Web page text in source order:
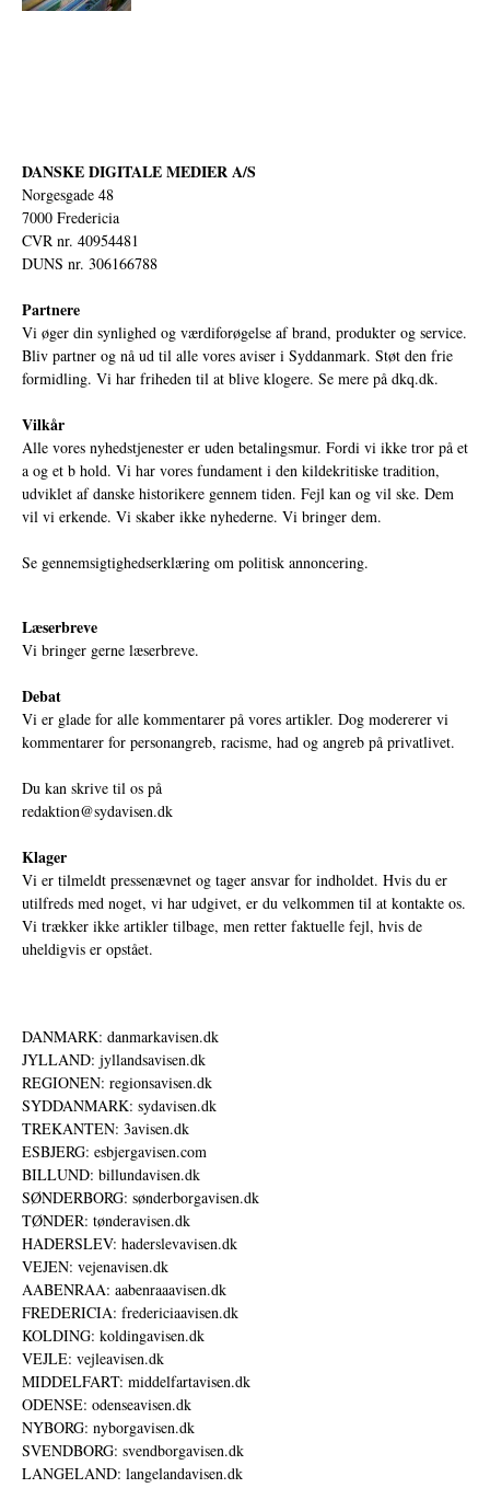
DANSKE DIGITALE MEDIER A/S
Norgesgade 48
7000 Fredericia
CVR nr. 40954481
DUNS nr. 306166788
Partnere
Vi øger din synlighed og værdiforøgelse af brand, produkter og service.
Bliv partner og nå ud til alle vores aviser i Syddanmark. Støt den frie
formidling. Vi har friheden til at blive klogere. Se mere på dkq.dk.
Vilkår
Alle vores nyhedstjenester er uden betalingsmur. Fordi vi ikke tror på et
a og et b hold. Vi har vores fundament i den kildekritiske tradition,
udviklet af danske historikere gennem tiden. Fejl kan og vil ske. Dem
vil vi erkende. Vi skaber ikke nyhederne. Vi bringer dem.
Se gennemsigtighedserklæring om politisk annoncering.
Læserbreve
Vi bringer gerne læserbreve.
Debat
Vi er glade for alle kommentarer på vores artikler. Dog modererer vi
kommentarer for personangreb, racisme, had og angreb på privatlivet.
Du kan skrive til os på
redaktion@sydavisen.dk
Klager
Vi er tilmeldt pressenævnet og tager ansvar for indholdet. Hvis du er
utilfreds med noget, vi har udgivet, er du velkommen til at kontakte os.
Vi trækker ikke artikler tilbage, men retter faktuelle fejl, hvis de
uheldigvis er opstået.
DANMARK: danmarkavisen.dk
JYLLAND: jyllandsavisen.dk
REGIONEN: regionsavisen.dk
SYDDANMARK: sydavisen.dk
TREKANTEN: 3avisen.dk
ESBJERG: esbjergavisen.com
BILLUND: billundavisen.dk
SØNDERBORG: sønderborgavisen.dk
TØNDER: tønderavisen.dk
HADERSLEV: haderslevavisen.dk
VEJEN: vejenavisen.dk
AABENRAA: aabenraaavisen.dk
FREDERICIA: fredericiaavisen.dk
KOLDING: koldingavisen.dk
VEJLE: vejleavisen.dk
MIDDELFART: middelfartavisen.dk
ODENSE: odenseavisen.dk
NYBORG: nyborgavisen.dk
SVENDBORG: svendborgavisen.dk
LANGELAND: langelandavisen.dk